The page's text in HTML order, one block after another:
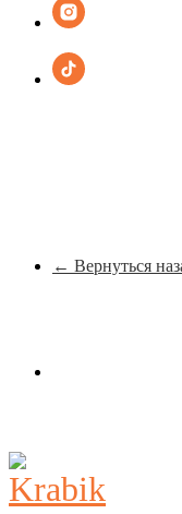
← Вернуться